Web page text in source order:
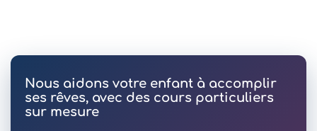
Nous aidons votre enfant à accomplir
ses rêves, avec des cours particuliers
sur mesure